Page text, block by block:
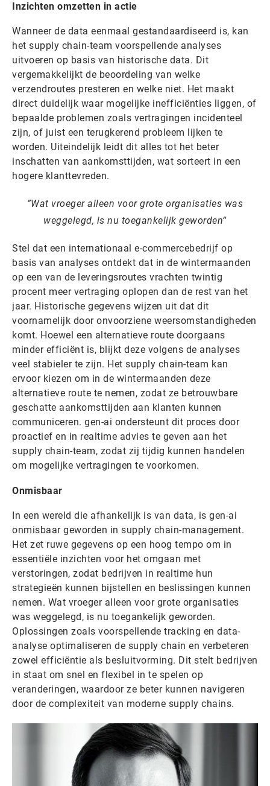
Inzichten omzetten in actie
Wanneer de data eenmaal gestandaardiseerd is, kan
het supply chain-team voorspellende analyses
uitvoeren op basis van historische data. Dit
vergemakkelijkt de beoordeling van welke
verzendroutes presteren en welke niet. Het maakt
direct duidelijk waar mogelijke inefficiënties liggen, of
bepaalde problemen zoals vertragingen incidenteel
zijn, of juist een terugkerend probleem lijken te
worden. Uiteindelijk leidt dit alles tot het beter
inschatten van aankomsttijden, wat sorteert in een
hogere klanttevreden.
Wat vroeger alleen voor grote organisaties was
weggelegd, is nu toegankelijk geworden
Stel dat een internationaal e-commercebedrijf op
basis van analyses ontdekt dat in de wintermaanden
op een van de leveringsroutes vrachten twintig
procent meer vertraging oplopen dan de rest van het
jaar. Historische gegevens wijzen uit dat dit
voornamelijk door onvoorziene weersomstandigheden
komt. Hoewel een alternatieve route doorgaans
minder efficiënt is, blijkt deze volgens de analyses
veel stabieler te zijn. Het supply chain-team kan
ervoor kiezen om in de wintermaanden deze
alternatieve route te nemen, zodat ze betrouwbare
geschatte aankomsttijden aan klanten kunnen
communiceren. gen-ai ondersteunt dit proces door
proactief en in realtime advies te geven aan het
supply chain-team, zodat zij tijdig kunnen handelen
om mogelijke vertragingen te voorkomen.
Onmisbaar
In een wereld die afhankelijk is van data, is gen-ai
onmisbaar geworden in supply chain-management.
Het zet ruwe gegevens op een hoog tempo om in
essentiële inzichten voor het omgaan met
verstoringen, zodat bedrijven in realtime hun
strategieën kunnen bijstellen en beslissingen kunnen
nemen. Wat vroeger alleen voor grote organisaties
was weggelegd, is nu toegankelijk geworden.
Oplossingen zoals voorspellende tracking en data-
analyse optimaliseren de supply chain en verbeteren
zowel efficiëntie als besluitvorming. Dit stelt bedrijven
in staat om snel en flexibel in te spelen op
veranderingen, waardoor ze beter kunnen navigeren
door de complexiteit van moderne supply chains.